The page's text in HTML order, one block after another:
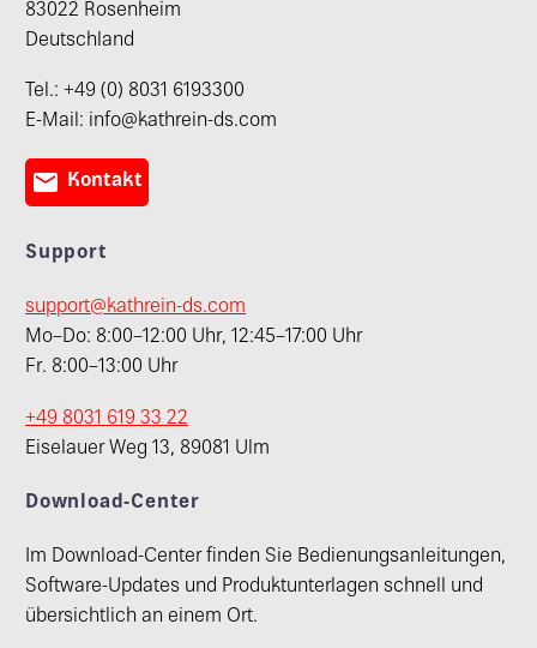
83022 Rosenheim
Deutschland
Tel.: +49 (0) 8031 6193300
E-Mail: info@kathrein-ds.com
 Kontakt
Support
support@kathrein-ds.com
Mo–Do: 8:00–12:00 Uhr, 12:45–17:00 Uhr
Fr. 8:00–13:00 Uhr
+49 8031 619 33 22
Eiselauer Weg 13, 89081 Ulm
Download-Center
Im Download-Center finden Sie Bedienungsanleitungen,
Software-Updates und Produktunterlagen schnell und
übersichtlich an einem Ort.